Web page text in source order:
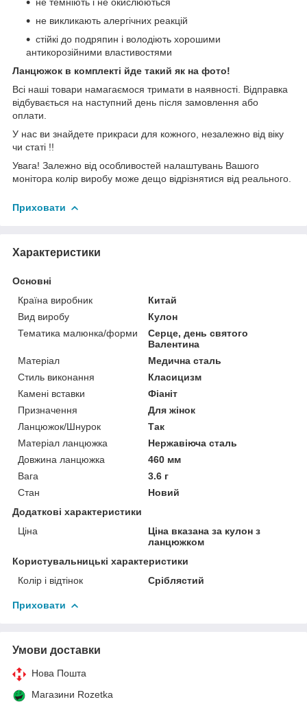
не викликають алергічних реакцій
стійкі до подряпин і володіють хорошими
антикорозійними властивостями
Ланцюжок в комплекті йде такий як на фото!
Всі наші товари намагаємося тримати в наявності. Відправка
відбувається на наступний день після замовлення або
оплати.
У нас ви знайдете прикраси для кожного, незалежно від віку
чи статі !!
Увага! Залежно від особливостей налаштувань Вашого
монітора колір виробу може дещо відрізнятися від реального.
Приховати
Характеристики
Основні
Країна виробник
Китай
Вид виробу
Кулон
Тематика малюнка/форми
Серце, день святого
Валентина
Матеріал
Медична сталь
Стиль виконання
Класицизм
Камені вставки
Фіаніт
Призначення
Для жінок
Ланцюжок/Шнурок
Так
Матеріал ланцюжка
Нержавіюча сталь
Довжина ланцюжка
460 мм
Вага
3.6 г
Стан
Новий
Додаткові характеристики
Ціна
Ціна вказана за кулон з
ланцюжком
Користувальницькі характеристики
Колір і відтінок
Сріблястий
Приховати
Умови доставки
Нова Пошта
Магазини Rozetka